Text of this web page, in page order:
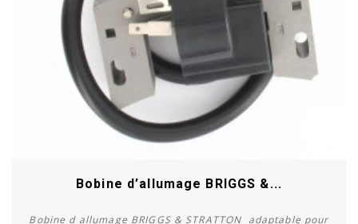
Bobine d’allumage BRIGGS &...
Bobine d allumage BRIGGS & STRATTON adaptable pour